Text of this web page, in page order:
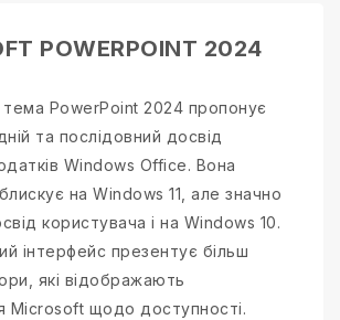
POWERPOINT 2024
PowerPoint 2024 пропонує
та послідовний досвід
Windows Office. Вона
на Windows 11, але значно
користувача і на Windows 10.
інтерфейс презентує більш
які відображають
Microsoft щодо доступності.